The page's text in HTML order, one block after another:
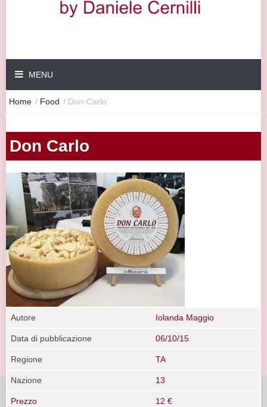
MENU
Home / Food / Don-Carlo
Don Carlo
Autore Iolanda Maggio
Data di pubblicazione 06/10/15
Regione TA
Nazione 13
Prezzo 12 €